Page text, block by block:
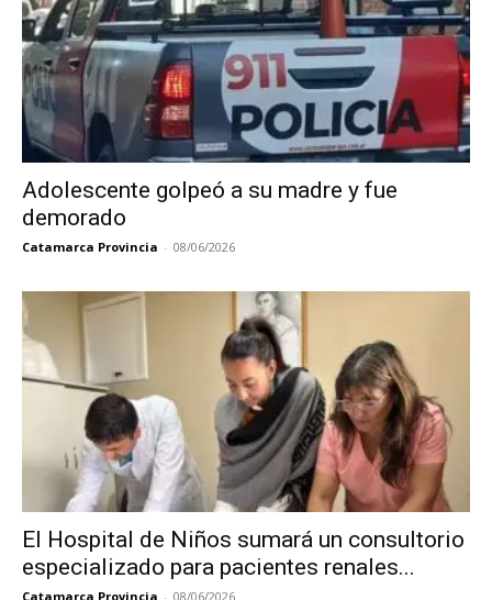
Adolescente golpeó a su madre y fue
demorado
Catamarca Provincia - 08/06/2026
El Hospital de Niños sumará un consultorio
especializado para pacientes renales...
Catamarca Provincia - 08/06/2026